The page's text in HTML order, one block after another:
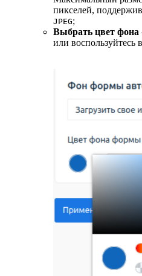
пикселей,
JPEG;
Выбрать цвет фона
или воспользуйтесь